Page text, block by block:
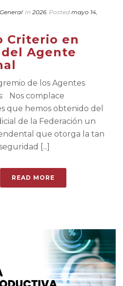
In 2026 Posted mayo 14,
Criterio en
del Agente
de los Agentes
Nos complace
que hemos obtenido del
de la Federación un
que otorga la tan
[...]
READ MORE